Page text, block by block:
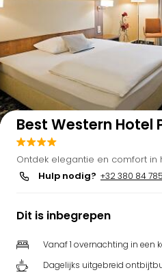
Best Western Hotel
Ontdek elegantie en comfort in
Hulp nodig? +32 380 84 785
Dit is inbegrepen
Vanaf 1 overnachting in een
Dagelijks uitgebreid